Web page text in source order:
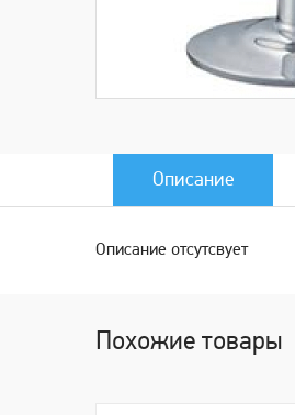
Описание
Описание отсутсвует
Похожие товары